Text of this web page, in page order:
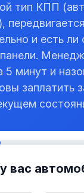
тип КПП
и есть ли
5 минут и
заплатить
вас